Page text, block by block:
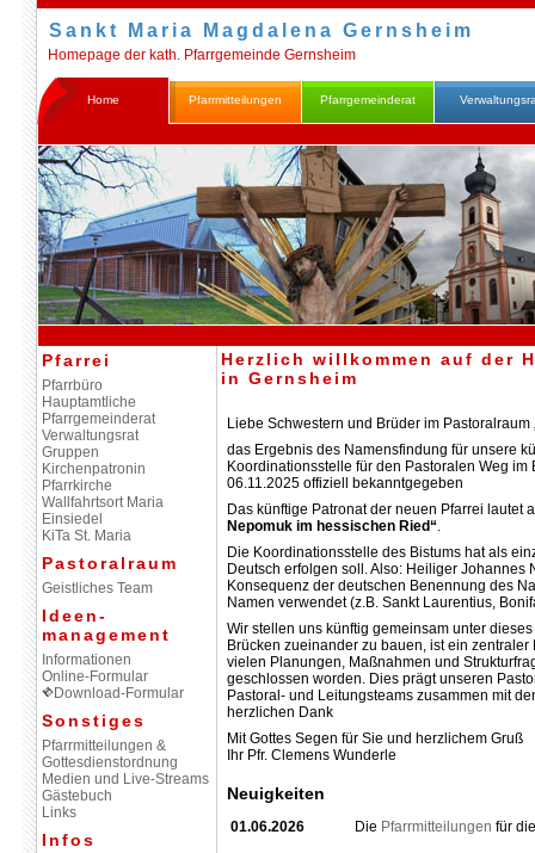
Sankt Maria Magdalena Gernsheim
Homepage der kath. Pfarrgemeinde Gernsheim
Home Pfarrmitteilungen Pfarrgemeinderat
Pfarrei
Pfarrbüro
Hauptamtliche
Pfarrgemeinderat
Verwaltungsrat
Gruppen
Kirchenpatronin
Pfarrkirche
Wallfahrtsort Maria
Einsiedel
KiTa St. Maria
Pastoralraum
Geistliches Team
Ideen-
management
Informationen
Online-Formular
Download-Formular
Sonstiges
Pfarrmitteilungen &
Gottesdienstordnung
Medien und Live-Streams
Gästebuch
Links
Infos
Herzlich willkommen auf der
in Gernsheim
Liebe Schwestern und Brüder im Pastoralraum
das Ergebnis des Namensfindung für unsere
Koordinationsstelle für den Pastoralen Weg
06.11.2025 offiziell bekanntgegeben
Das künftige Patronat der neuen Pfarrei
Nepomuk im hessischen Ried“.
Die Koordinationsstelle des Bistums hat als
Deutsch erfolgen soll. Also: Heiliger Johannes
Konsequenz der deutschen Benennung des
Namen verwendet (z.B. Sankt Laurentius,
Wir stellen uns künftig gemeinsam unter
Brücken zueinander zu bauen, ist ein
vielen Planungen, Maßnahmen und
geschlossen worden. Dies prägt unseren
Pastoral- und Leitungsteams zusammen mit
herzlichen Dank
Mit Gottes Segen für Sie und herzlichem Gruß
Ihr Pfr. Clemens Wunderle
Neuigkeiten
01.06.2026 Die Pfarrmitteilungen für